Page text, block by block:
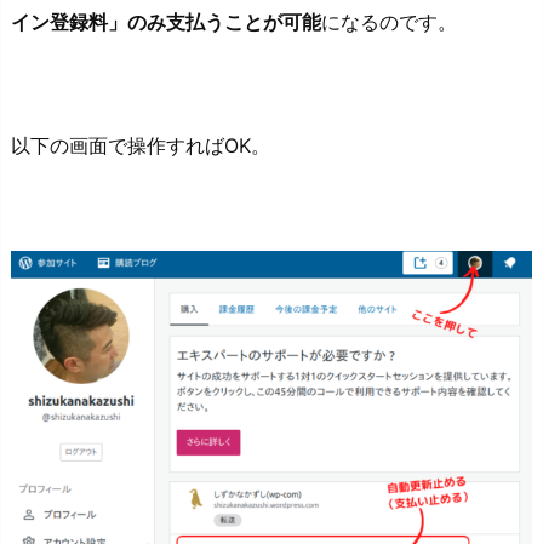
イン登録料」のみ支払うことが可能になるのです。
以下の画面で操作すればOK。